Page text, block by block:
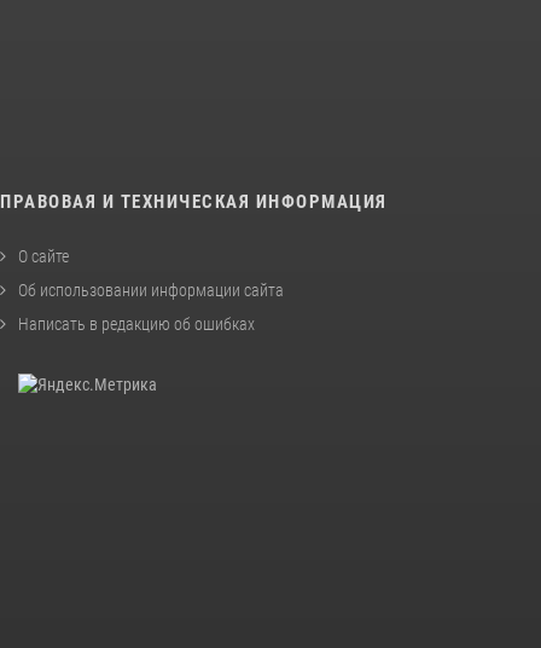
ПРАВОВАЯ И ТЕХНИЧЕСКАЯ ИНФОРМАЦИЯ
О сайте
Об использовании информации сайта
Написать в редакцию об ошибках